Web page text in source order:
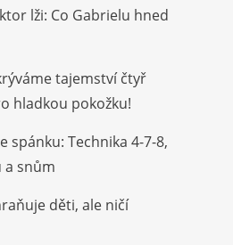
lži: Co Gabrielu hned
tajemství čtyř
hladkou pokožku!
spánku: Technika 4-7-8,
a snům
děti, ale ničí